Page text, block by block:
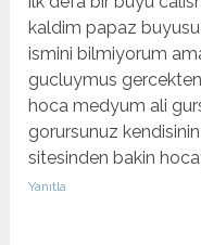
kaldim papaz
ismini bilmiyorum
gucluymus
hoca medyum ali
gorursunuz
sitesinden bakin
Yanıtla